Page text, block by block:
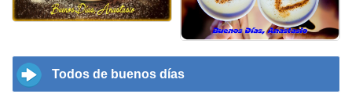
Todos de buenos días